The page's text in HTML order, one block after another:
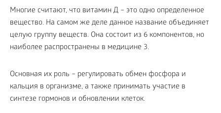
Многие считают, что витамин Д – это одно определенное
вещество. На самом же деле данное название объединяет
целую группу веществ. Она состоит из 6 компонентов, но
наиболее распространены в медицине 3.
Основная их роль – регулировать обмен фосфора и
кальция в организме, а также принимать участие в
синтезе гормонов и обновлении клеток.